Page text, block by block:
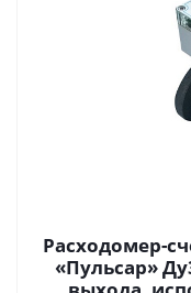
Расходомер-
«Пульсар»